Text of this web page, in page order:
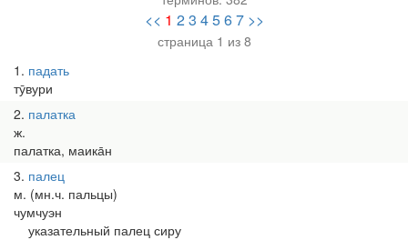
<< 1 23 4567 >>
страница 1 из 8
1 падать
тӯвури
2 палатка
ж.
палатка, маика̄н
3 палец
м. (мн.ч. пальцы)
чумчуэн
указательный палец сиру